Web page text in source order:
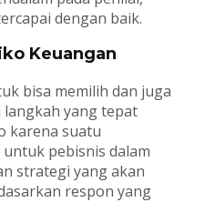
dengan baik.
Keuangan
bisa memilih dan juga
yang tepat
karena suatu
pebisnis dalam
strategi yang akan
respon yang